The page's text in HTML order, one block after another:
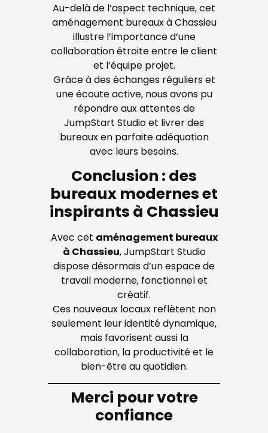
Au-delà de l’aspect technique, cet
aménagement bureaux à Chassieu
illustre l’importance d’une
collaboration étroite entre le client
et l’équipe projet.
Grâce à des échanges réguliers et
une écoute active, nous avons pu
répondre aux attentes de
JumpStart Studio et livrer des
bureaux en parfaite adéquation
avec leurs besoins.
Conclusion : des
bureaux modernes et
inspirants à Chassieu
Avec cet aménagement bureaux
à Chassieu, JumpStart Studio
dispose désormais d’un espace de
travail moderne, fonctionnel et
créatif.
Ces nouveaux locaux reflètent non
seulement leur identité dynamique,
mais favorisent aussi la
collaboration, la productivité et le
bien-être au quotidien.
Merci pour votre
confiance